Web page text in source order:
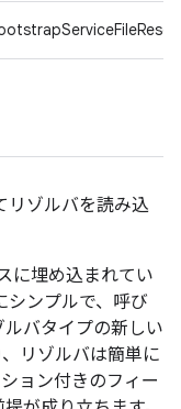
リゾルバを読み込
に埋め込まれてい
シンプルで、呼び
バタイプの新しい
リゾルバは簡単に
ョン付きのフィー